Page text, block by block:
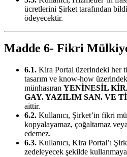
ücretlerini Şirket tarafından
ödeyecektir.
Madde 6- Fikri
6.1. Kira Portal üzerindeki her
tasarım ve know-how
münhasıran YENİNESİL
GAY. YAZILIM SAN. VE
aittir.
6.2. Kullanıcı, Şirket’in fikri
kopyalayamaz, çoğaltamaz
edemez.
6.3. Kullanıcı, Kira Portal’ı
zedeleyecek şekilde